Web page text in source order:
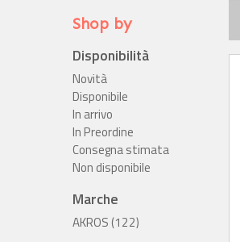
Shop by
Disponibilità
Novità
Disponibile
In arrivo
In Preordine
Consegna stimata
Non disponibile
Marche
AKROS (122)